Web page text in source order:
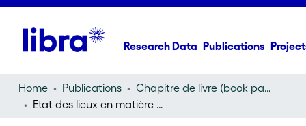
Research Data Publications
Home Publications
Chapitre de livre (book part)
Etat des lieux en matière de lutte contre le dopage